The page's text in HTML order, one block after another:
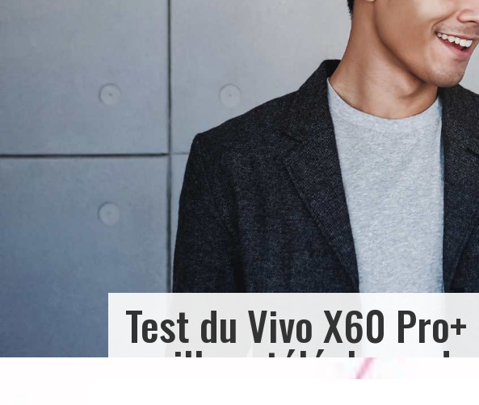
Test du Vivo X60
meilleur téléphone